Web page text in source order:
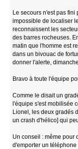
Le secours n'est pas
impossible de localiser
reconnaissent les
des barres rocheuses.
matin que l'homme est
dans un bivouac de
donner l'alerte,
Bravo à toute l'équipe
Comme le disait un
l'équipe s'est mobilisée
Lionel, les deux gradés
un crash d'hélico] qui
Un conseil : même pour
d'emporter un